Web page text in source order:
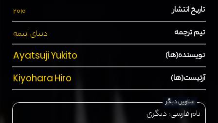
تاریخ انتشار
2010
تیم ترجمه
دنیای انیمه
نویسنده(ها)
Ayatsuji Yukito
آرتیست(ها)
Kiyohara Hiro
عناوین دیگر
نام فارسی:دیگری